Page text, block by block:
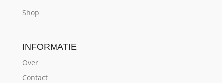
Shop
INFORMATIE
Over
Contact